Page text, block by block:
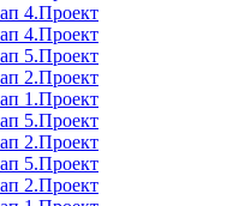
4.Проект
4.Проект
5.Проект
2.Проект
1.Проект
5.Проект
2.Проект
5.Проект
2.Проект